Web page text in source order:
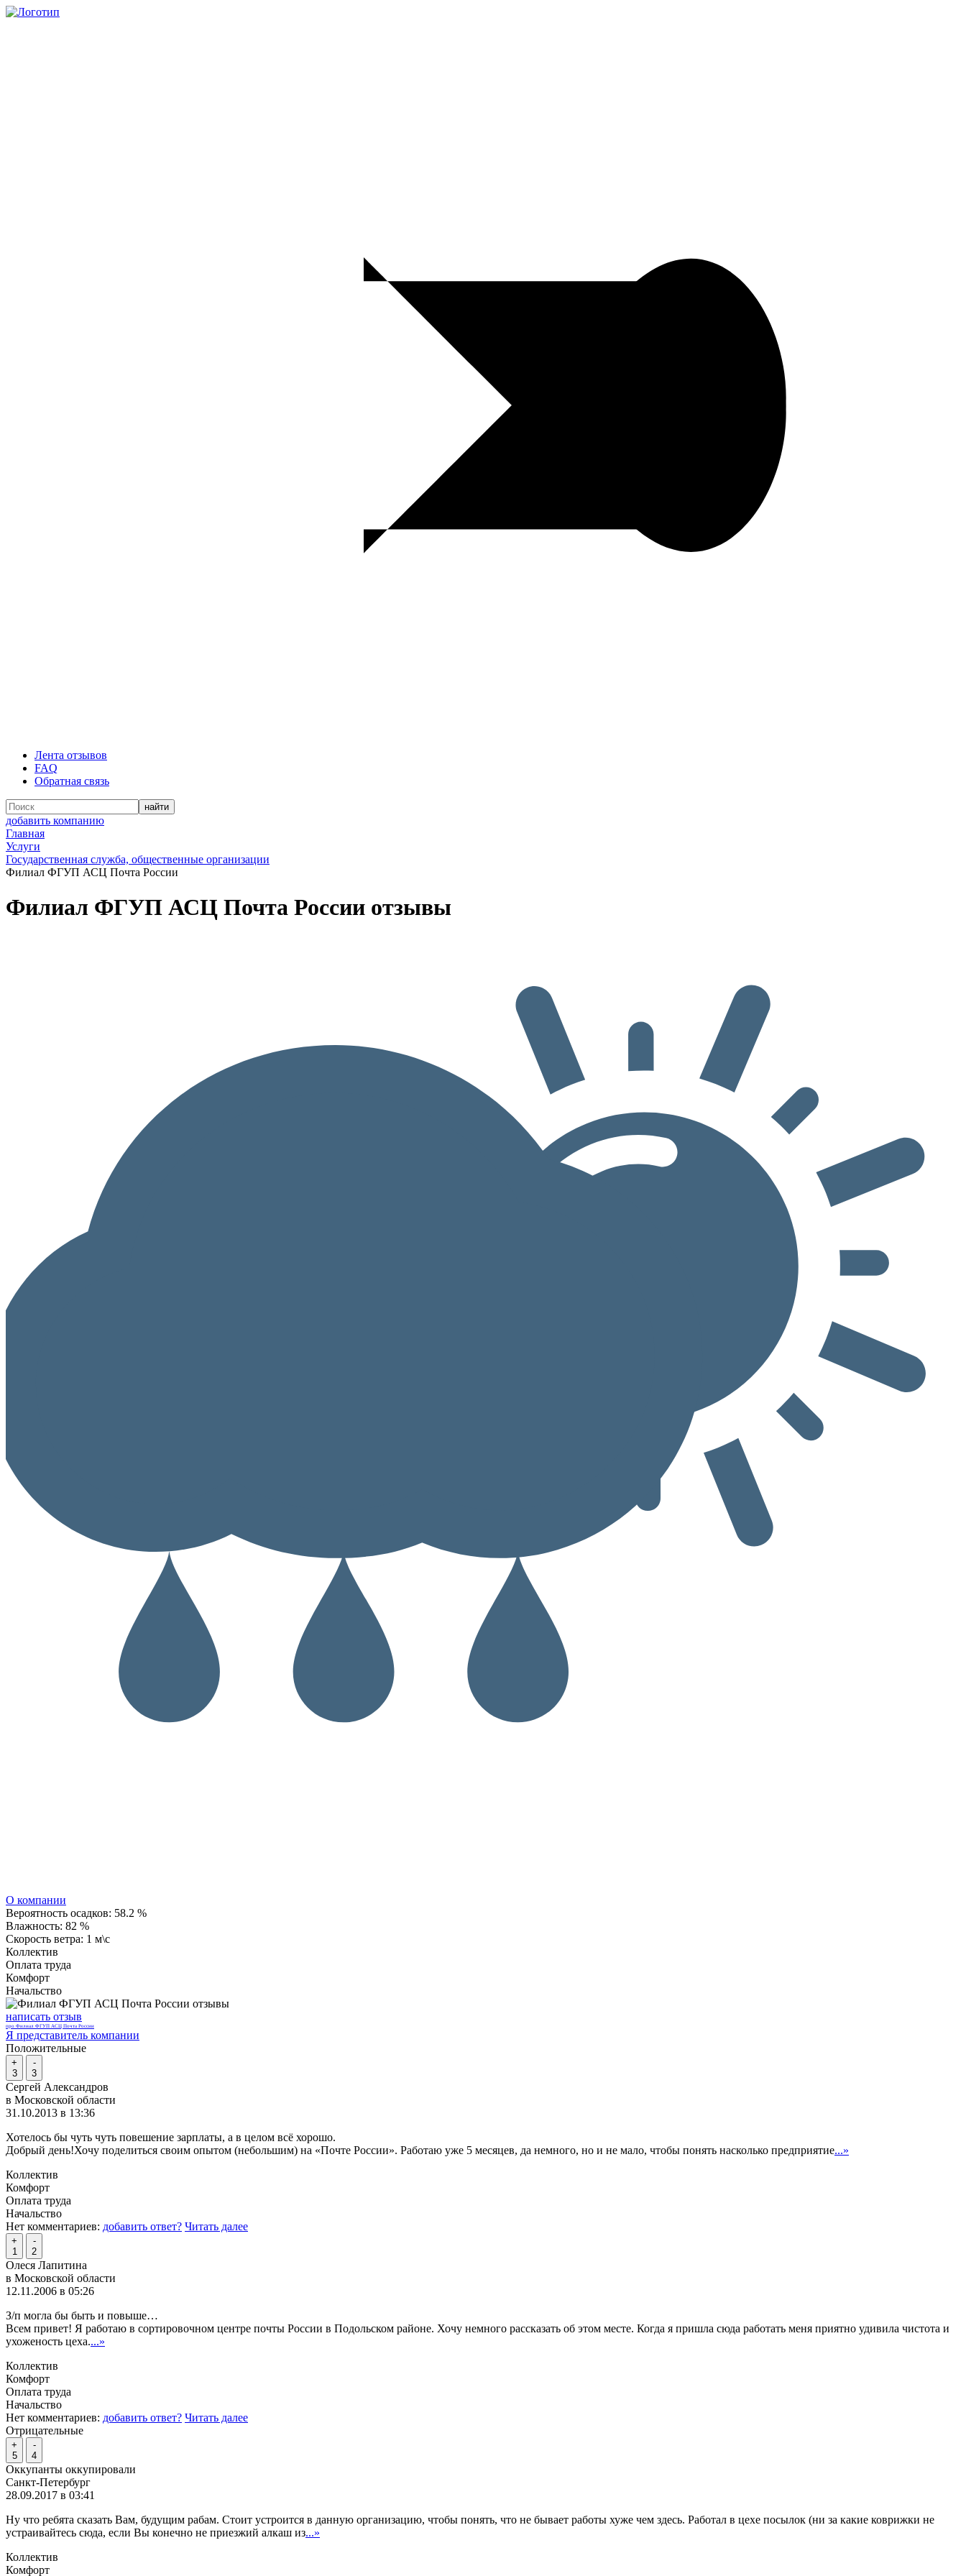
Лента отзывов
FAQ
Обратная связь
добавить компанию
Главная
Услуги
Государственная служба, общественные организации
Филиал ФГУП АСЦ Почта России
Филиал ФГУП АСЦ Почта России отзывы
О компании
Вероятность осадков: 58.2 %
Влажность: 82 %
Скорость ветра: 1 м\с
Коллектив
Оплата труда
Комфорт
Начальство
написать отзыв
про Филиал ФГУП АСЦ Почта России
Я представитель компании
Положительные
+
3
-
3
Сергей Александров
в Московской области
31.10.2013 в 13:36
Хотелось бы чуть чуть повешение зарплаты, а в целом всё хорошо.
Добрый день!Хочу поделиться своим опытом (небольшим) на «Почте России». Работаю уже 5 месяцев, да немного, но и не мало, чтобы понять насколько предприятие...»
Коллектив
Комфорт
Оплата труда
Начальство
Нет комментариев: добавить ответ? Читать далее
+
1
-
2
Олеся Лапитина
в Московской области
12.11.2006 в 05:26
З/п могла бы быть и повыше…
Всем привет! Я работаю в сортировочном центре почты России в Подольском районе. Хочу немного рассказать об этом месте. Когда я пришла сюда работать меня приятно удивила чистота и
ухоженость цеха....»
Коллектив
Комфорт
Оплата труда
Начальство
Нет комментариев: добавить ответ? Читать далее
Отрицательные
+
5
-
4
Оккупанты оккупировали
Санкт-Петербург
28.09.2017 в 03:41
Ну что ребята сказать Вам, будущим рабам. Стоит устроится в данную организацию, чтобы понять, что не бывает работы хуже чем здесь. Работал в цехе посылок (ни за какие коврижки не
устраивайтесь сюда, если Вы конечно не приезжий алкаш из...»
Коллектив
Комфорт